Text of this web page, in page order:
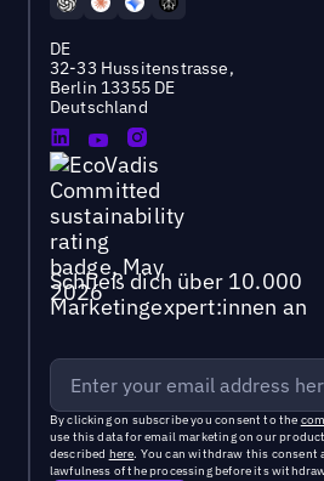
DE
32-33 Hussitenstrasse,
Berlin 13355 DE
Deutschland
Schließ dich über 10.000
Marketingexpert:innen an
By clicking on subscribe you consent to the
use this data for email marketing on our
described here. You can withdraw this
lawfulness of the processing before its